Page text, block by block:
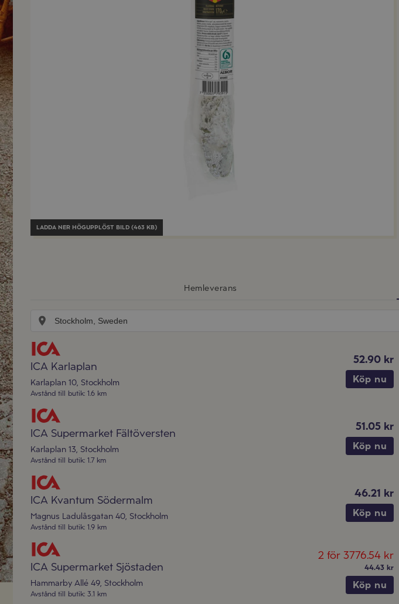
LADDA NER HÖGUPPLÖST BILD (463 KB)
Hemleverans
ICA Karlaplan
Karlaplan 10, Stockholm
Avstånd till butik: 1.6 km
52.90 kr
Köp nu
ICA Supermarket Fältöversten
Karlaplan 13, Stockholm
Avstånd till butik: 1.7 km
51.05 kr
Köp nu
ICA Kvantum Södermalm
Magnus Ladulåsgatan 40, Stockholm
Avstånd till butik: 1.9 km
46.21 kr
Köp nu
ICA Supermarket Sjöstaden
Hammarby Allé 49, Stockholm
Avstånd till butik: 3.1 km
2 för 3776.54 kr
44.43 kr
Köp nu